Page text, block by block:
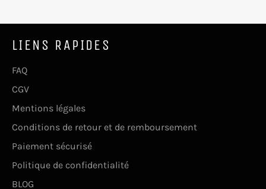
LIENS RAPIDES
FAQ
CGV
Mentions légales
Conditions de retour et de remboursement
Paiement sécurisé
Politique de confidentialité
BLOG